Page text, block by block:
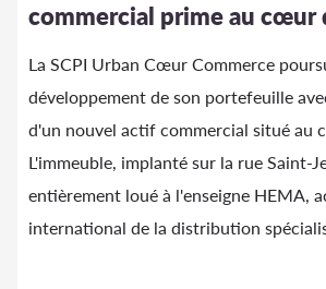
commercial prime au cœur
La SCPI Urban Cœur Commerce
développement de son portefeuille
d'un nouvel actif commercial situé au
L'immeuble, implanté sur la rue Saint-
entièrement loué à l'enseigne HEMA,
international de la distribution